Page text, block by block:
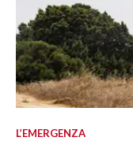
L’EMERGENZA